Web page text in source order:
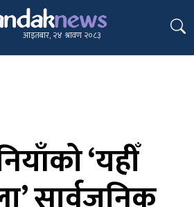
आइतबार, २४ श्रावण २०८३
‘यहीँ